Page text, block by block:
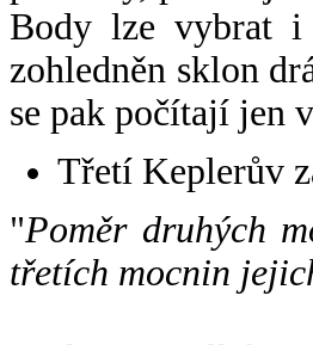
Body lze vybrat
zohledněn sklon
se pak počítají jen
Třetí Keplerův
"Poměr druhých
třetích mocnin